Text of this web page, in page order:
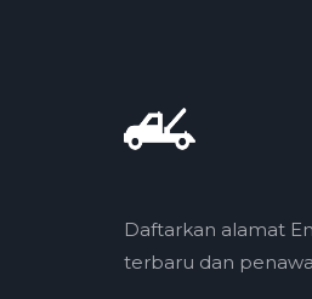
Daftarkan alamat
terbaru dan